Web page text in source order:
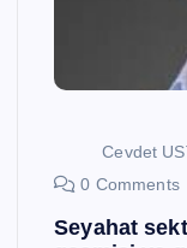
Cevdet
0 Comments
Seyahat